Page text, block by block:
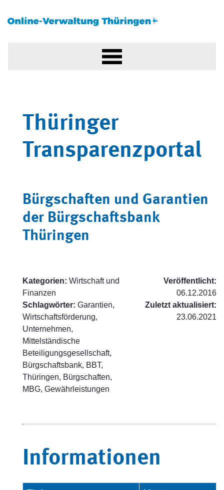
Thüringer
Transparenzportal
Bürgschaften und Garantien
der Bürgschaftsbank
Thüringen
Kategorien: Wirtschaft und
Finanzen
Schlagwörter: Garantien,
Wirtschaftsförderung,
Unternehmen,
Mittelständische
Beteiligungsgesellschaft,
Bürgschaftsbank, BBT,
Thüringen, Bürgschaften,
MBG, Gewährleistungen
Veröffentlicht:
06.12.2016
Zuletzt aktualisiert:
23.06.2021
Informationen